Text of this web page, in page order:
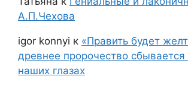
А.П.Чехова
igor konnyi к «Править будет
древнее пророчество
наших глазах